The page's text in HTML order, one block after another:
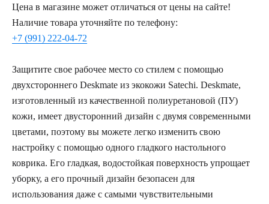
Цена в магазине может отличаться от цены на сайте!
Наличие товара уточняйте по телефону:
+7 (991) 222-04-72
Защитите свое рабочее место со стилем с помощью
двухстороннего Deskmate из экокожи Satechi. Deskmate,
изготовленный из качественной полиуретановой (ПУ)
кожи, имеет двусторонний дизайн с двумя современными
цветами, поэтому вы можете легко изменить свою
настройку с помощью одного гладкого настольного
коврика. Его гладкая, водостойкая поверхность упрощает
уборку, а его прочный дизайн безопасен для
использования даже с самыми чувствительными